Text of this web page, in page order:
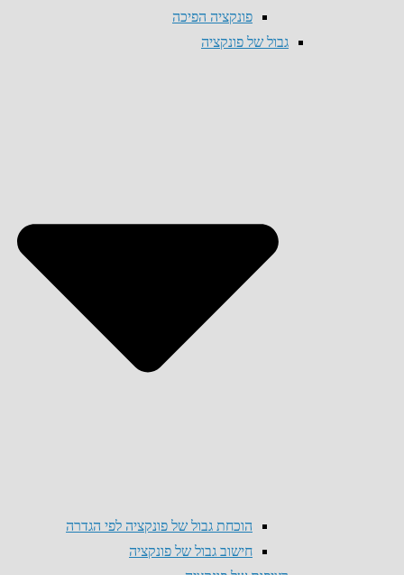
פונקציה הפיכה
גבול של פונקציה
הוכחת גבול של פונקציה לפי הגדרה
חישוב גבול של פונקציה